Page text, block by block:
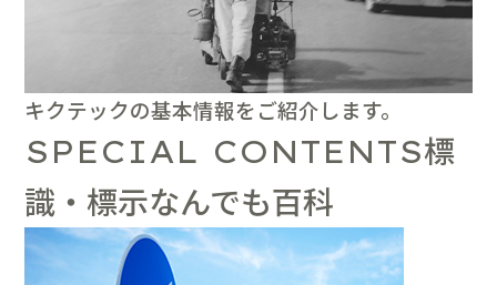
キクテックの基本情報をご紹介します。
SPECIAL CONTENTS標
識・標示なんでも百科